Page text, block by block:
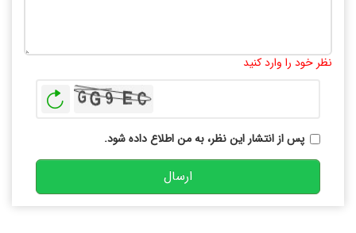
نظر خود را وارد کنید
پس از انتشار این نظر، به من اطلاع داده شود.
ارسال